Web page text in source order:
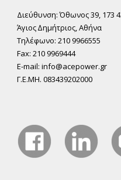
Διεύθυνση: Όθωνος 39, 173
Άγιος ∆ηµήτριος, Αθήνα
Τηλέφωνο: 210 9966555
Fax: 210 9969444
E-mail: info@acepower.gr
Γ.Ε.ΜΗ. 083439202000